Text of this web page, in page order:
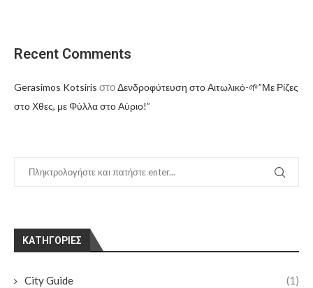
Recent Comments
Gerasimos Kotsiris στοΔενδροφύτευση στο Αιτωλικό-🌱”Με Ρίζες
στο Χθες, με Φύλλα στο Αύριο!”
KΑΤΗΓΟΡΊΕΣ
City Guide (1)